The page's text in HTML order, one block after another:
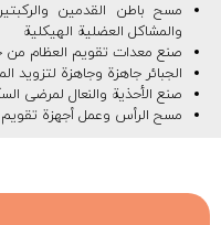
مسح باطن القدمين
والمشاكل العضلية الهيكلية
صنع معدات تقويم العظام من
الجبائر جاهزة وجاهزة لتزويد
صنع الأحذية والنعال لمرضى
مسح الرأس وعمل أجهزة